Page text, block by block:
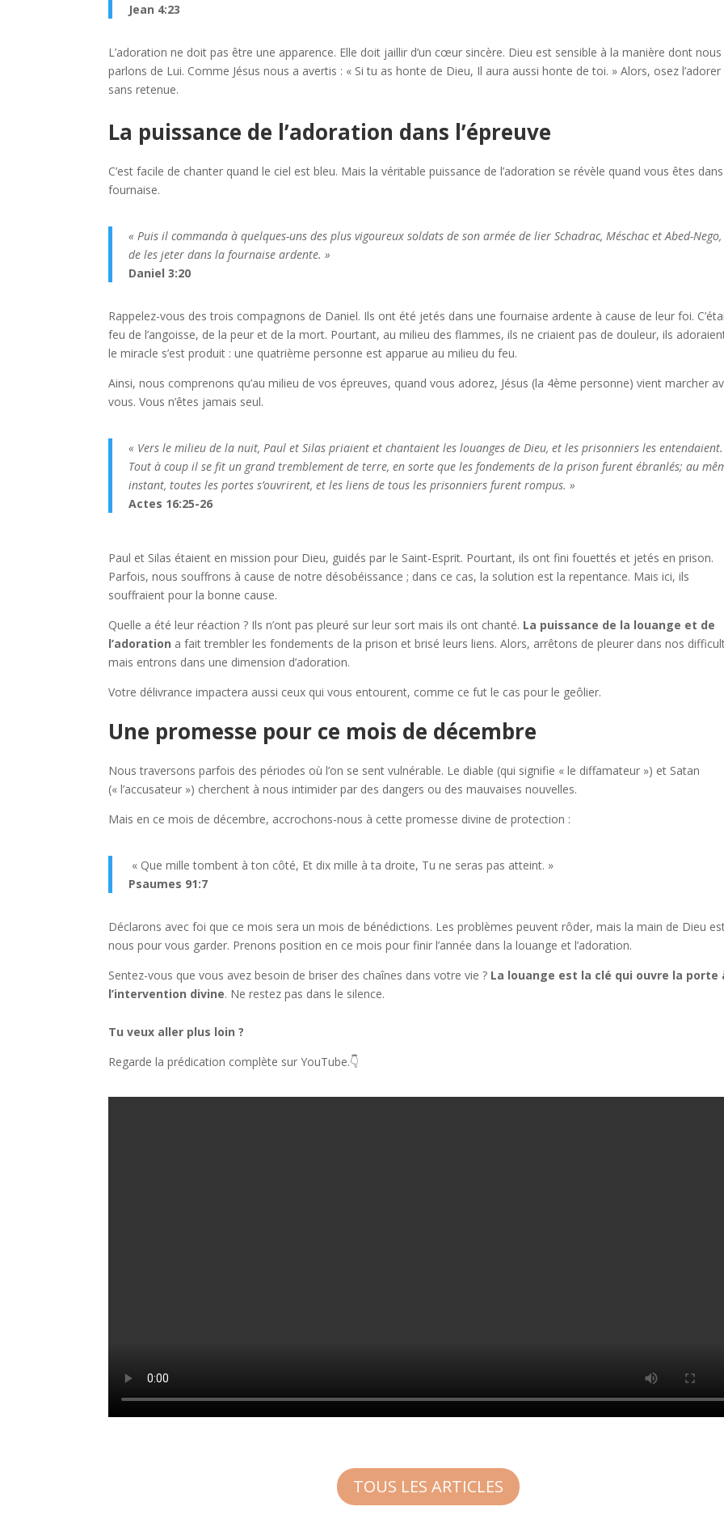
Jean 4:23
L’adoration ne doit pas être une apparence. Elle doit jaillir d’un cœur sincère. Dieu est sensible à la manière dont nous
parlons de Lui. Comme Jésus nous a avertis : « Si tu as honte de Dieu, Il aura aussi honte de toi. » Alors, osez l’adorer
sans retenue.
La puissance de l’adoration dans l’épreuve
C’est facile de chanter quand le ciel est bleu. Mais la véritable puissance de l’adoration se révèle quand vous êtes
fournaise.
«Puis il commanda à quelques-uns des plus vigoureux soldats de son armée de lier Schadrac, Méschac et Abed-
de les jeter dans la fournaise ardente. »
Daniel 3:20
Rappelez-vous des trois compagnons de Daniel. Ils ont été jetés dans une fournaise ardente à cause de leur foi.
feu de l’angoisse, de la peur et de la mort. Pourtant, au milieu des flammes, ils ne criaient pas de douleur, ils
le miracle s’est produit : une quatrième personne est apparue au milieu du feu.
Ainsi, nous comprenons qu’au milieu de vos épreuves, quand vous adorez, Jésus (la 4ème personne) vient marcher
vous. Vous n’êtes jamais seul.
« Vers le milieu de la nuit, Paul et Silas priaient et chantaient les louanges de Dieu, et les prisonniers les entendaient.
Tout à coup il se fit un grand tremblement de terre, en sorte que les fondements de la prison furent ébranlés; au
instant, toutes les portes s’ouvrirent, et les liens de tous les prisonniers furent rompus. »
Actes 16:25-26
Paul et Silas étaient en mission pour Dieu, guidés par le Saint-Esprit. Pourtant, ils ont fini fouettés et jetés en prison.
Parfois, nous souffrons à cause de notre désobéissance ; dans ce cas, la solution est la repentance. Mais ici, ils
souffraient pour la bonne cause.
Quelle a été leur réaction ? Ils n’ont pas pleuré sur leur sort mais ils ont chanté. La puissance de la louange et de
l’adoration a fait trembler les fondements de la prison et brisé leurs liens. Alors, arrêtons de pleurer dans nos
mais entrons dans une dimension d’adoration.
Votre délivrance impactera aussi ceux qui vous entourent, comme ce fut le cas pour le geôlier.
Une promesse pour ce mois de décembre
Nous traversons parfois des périodes où l’on se sent vulnérable. Le diable (qui signifie « le diffamateur ») et Satan
(« l’accusateur ») cherchent à nous intimider par des dangers ou des mauvaises nouvelles.
Mais en ce mois de décembre, accrochons-nous à cette promesse divine de protection :
« Que mille tombent à ton côté, Et dix mille à ta droite, Tu ne seras pas atteint. »
Psaumes 91:7
Déclarons avec foi que ce mois sera un mois de bénédictions. Les problèmes peuvent rôder, mais la main de Dieu
nous pour vous garder. Prenons position en ce mois pour finir l’année dans la louange et l’adoration.
Sentez-vous que vous avez besoin de briser des chaînes dans votre vie ? La louange est la clé qui ouvre la porte
l’intervention divine. Ne restez pas dans le silence.
Tu veux aller plus loin ?
Regarde la prédication complète sur YouTube.👇
TOUS LES ARTICLES